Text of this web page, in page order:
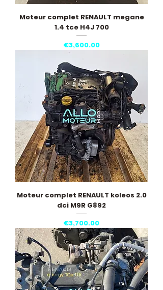
Moteur complet RENAULT megane
1.4 tce H4J 700
Price
€3,600.00
Moteur complet RENAULT koleos 2.0
dci M9R G892
Price
€3,700.00